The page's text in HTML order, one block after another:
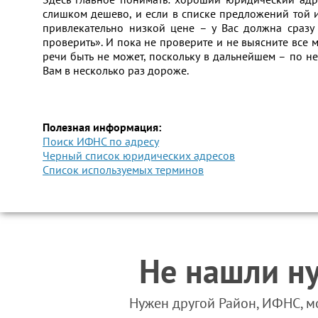
слишком дешево, и если в списке предложений
привлекательно низкой цене – у Вас должна сразу
проверить». И пока не проверите и не выясните
речи быть не может, поскольку в дальнейшем – по
Вам в несколько раз дороже.
Полезная информация:
Поиск ИФНС по адресу
Черный список юридических адресов
Список используемых терминов
Не нашли
Нужен другой Район, ИФНС,